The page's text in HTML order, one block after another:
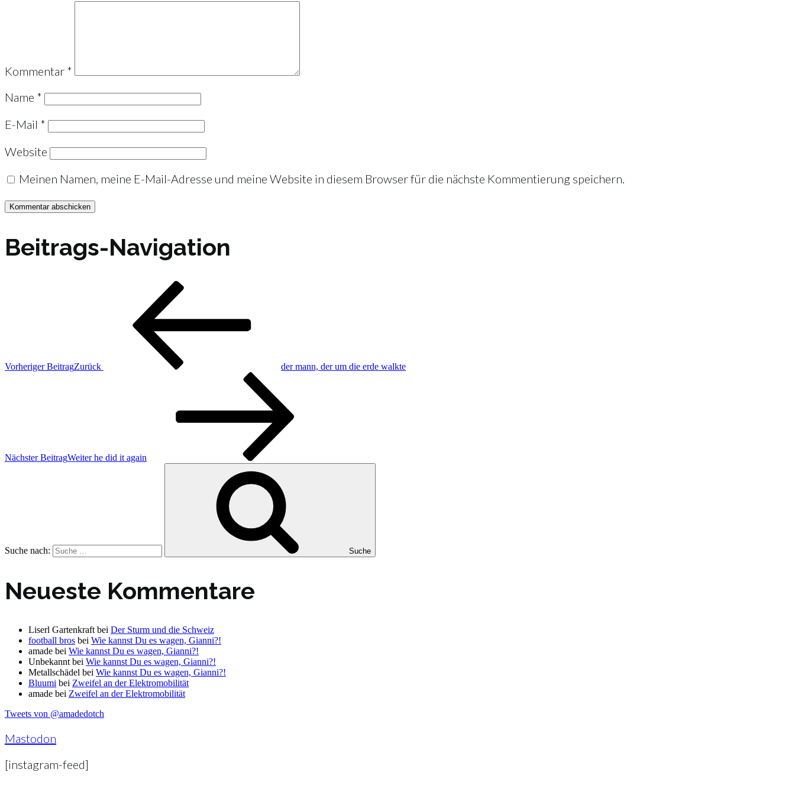
Kommentar *
Name *
E-Mail *
Website
Meinen Namen, meine E-Mail-Adresse und meine Website in diesem Browser für die nächste Kommentierung speichern.
Beitrags-Navigation
Vorheriger BeitragZurück der mann, der um die erde walkte
Nächster BeitragWeiter he did it again
Suche nach: Suche
Neueste Kommentare
Liserl Gartenkraft bei Der Sturm und die Schweiz
football bros bei Wie kannst Du es wagen, Gianni?!
amade bei Wie kannst Du es wagen, Gianni?!
Unbekannt bei Wie kannst Du es wagen, Gianni?!
Metallschädel bei Wie kannst Du es wagen, Gianni?!
Bluumi bei Zweifel an der Elektromobilität
amade bei Zweifel an der Elektromobilität
Tweets von @amadedotch
Mastodon
[instagram-feed]